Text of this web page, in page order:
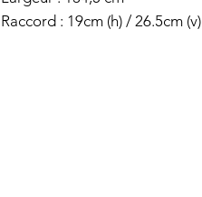
Raccord : 19cm (h) / 26.5cm (v)